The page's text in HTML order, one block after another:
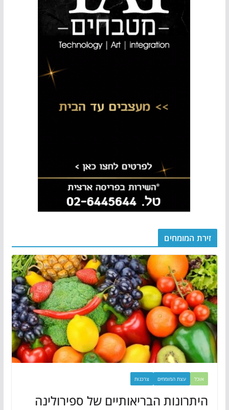
זירת המומחים
אוכל עצת המומחים צרכנות
היתרונות הבריאותיים של ספירולינה